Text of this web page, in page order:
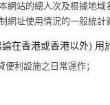
網站的總人次及根據地域
網址使用情況的一般統計
在香港或香港以外) 用
利設施之日常運作；